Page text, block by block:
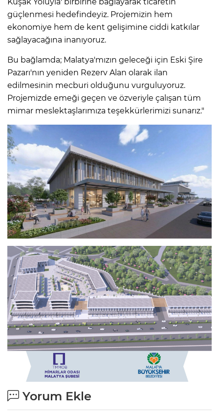
güçlenmesi hedefindeyiz. Projemizin hem
ekonomiye hem de kent gelişimine ciddi katkılar
sağlayacağına inanıyoruz.
Bu bağlamda; Malatya'mızın geleceği için Eski Şire
Pazarı'nın yeniden Rezerv Alan olarak ilan
edilmesinin mecburi olduğunu vurguluyoruz.
Projemizde emeği geçen ve özveriyle çalışan tüm
mimar meslektaşlarımıza teşekkürlerimizi sunarız."
Yorum Ekle